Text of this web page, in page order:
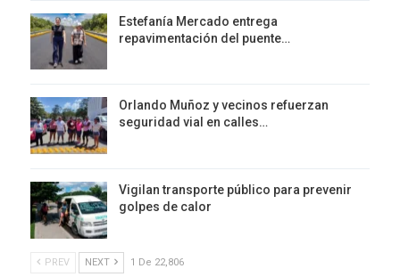
Estefanía Mercado entrega
repavimentación del puente…
Orlando Muñoz y vecinos refuerzan
seguridad vial en calles…
Vigilan transporte público para prevenir
golpes de calor
PREV NEXT 1 De 22,806